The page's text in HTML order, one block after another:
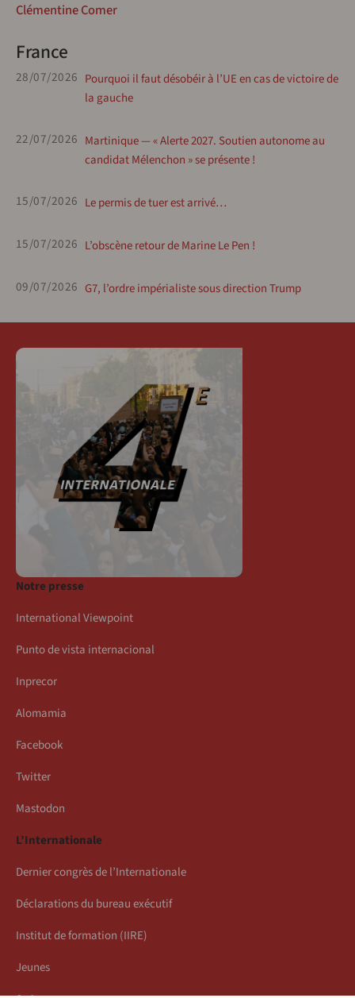
Clémentine Comer
France
28/07/2026 Pourquoi il faut désobéir à l’UE en cas de victoire de
la gauche
22/07/2026 Martinique — « Alerte 2027. Soutien autonome au
candidat Mélenchon » se présente !
15/07/2026 Le permis de tuer est arrivé…
15/07/2026 L’obscène retour de Marine Le Pen !
09/07/2026 G7, l’ordre impérialiste sous direction Trump
Notre presse
International Viewpoint
Punto de vista internacional
Inprecor
Alomamia
Facebook
Twitter
Mastodon
L’Internationale
Dernier congrès de l’Internationale
Déclarations du bureau exécutif
Institut de formation (IIRE)
Jeunes